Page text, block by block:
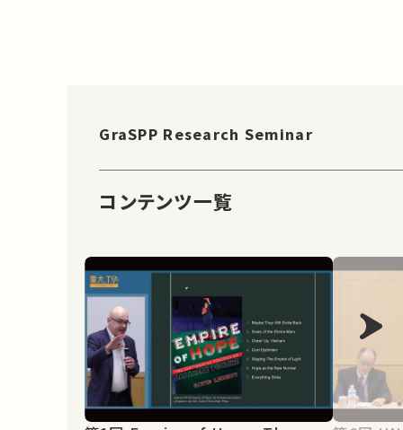
GraSPP Research Seminar
コンテンツ一覧